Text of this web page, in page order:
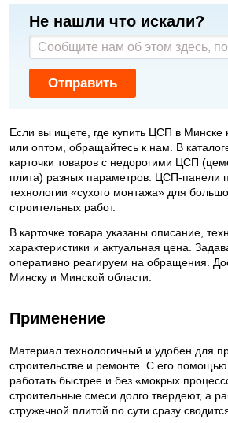
Не нашли что искали?
Отправить
Если вы ищете, где купить ЦСП в Минске
или оптом, обращайтесь к нам. В
карточки товаров с недорогими ЦСП
плита) разных параметров. ЦСП-панели
технологии «сухого монтажа» для
строительных работ.
В карточке товара указаны описание,
характеристики и актуальная цена.
оперативно реагируем на обращения.
Минску и Минской области.
Применение
Материал технологичный и удобен для
строительстве и ремонте. С его помощью
работать быстрее и без «мокрых
строительные смеси долго твердеют, а
стружечной плитой по сути сразу